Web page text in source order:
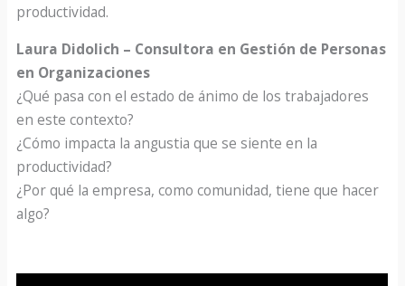
productividad.
Laura Didolich – Consultora en Gestión de Personas
en Organizaciones
¿Qué pasa con el estado de ánimo de los trabajadores
en este contexto?
¿Cómo impacta la angustia que se siente en la
productividad?
¿Por qué la empresa, como comunidad, tiene que hacer
algo?